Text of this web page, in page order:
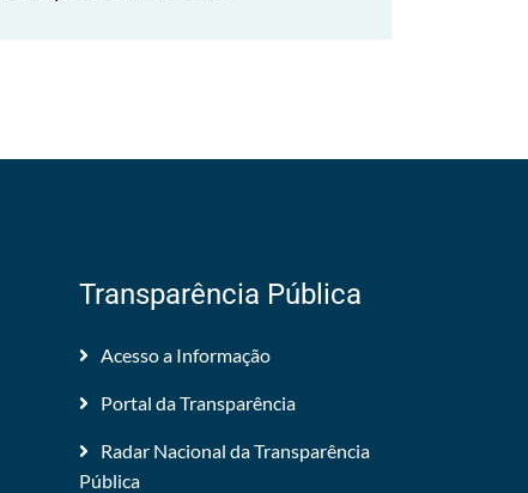
Transparência Pública
Acesso a Informação
Portal da Transparência
Radar Nacional da Transparência
Pública